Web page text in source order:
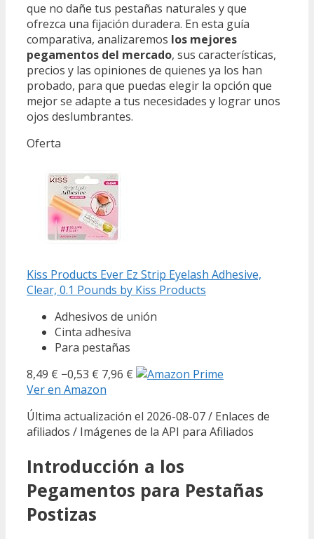
que no dañe tus pestañas naturales y que
ofrezca una fijación duradera. En esta guía
comparativa, analizaremos los mejores
pegamentos del mercado, sus características,
precios y las opiniones de quienes ya los han
probado, para que puedas elegir la opción que
mejor se adapte a tus necesidades y lograr unos
ojos deslumbrantes.
Oferta
Kiss Products Ever Ez Strip Eyelash Adhesive,
Clear, 0.1 Pounds by Kiss Products
Adhesivos de unión
Cinta adhesiva
Para pestañas
8,49 € −0,53 € 7,96 €
Ver en Amazon
Última actualización el 2026-08-07 / Enlaces de
afiliados / Imágenes de la API para Afiliados
Introducción a los
Pegamentos para Pestañas
Postizas